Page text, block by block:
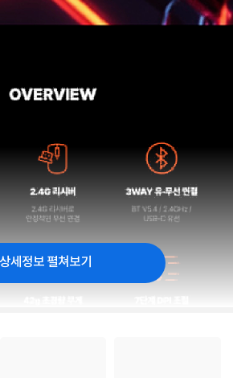
상세정보 펼쳐보기